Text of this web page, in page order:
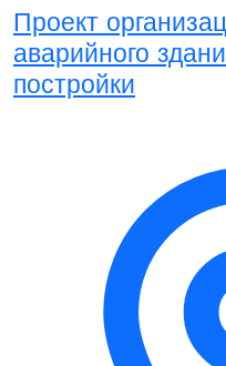
Проект
аварийного
постройки